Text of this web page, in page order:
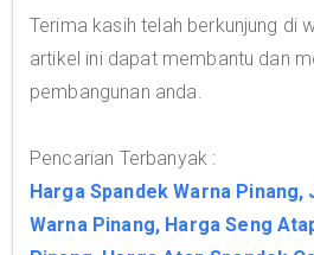
Terima kasih telah berkunjung di
artikel ini dapat membantu dan
pembangunan anda.
Pencarian Terbanyak :
Harga Spandek Warna Pinang,
Warna Pinang, Harga Seng